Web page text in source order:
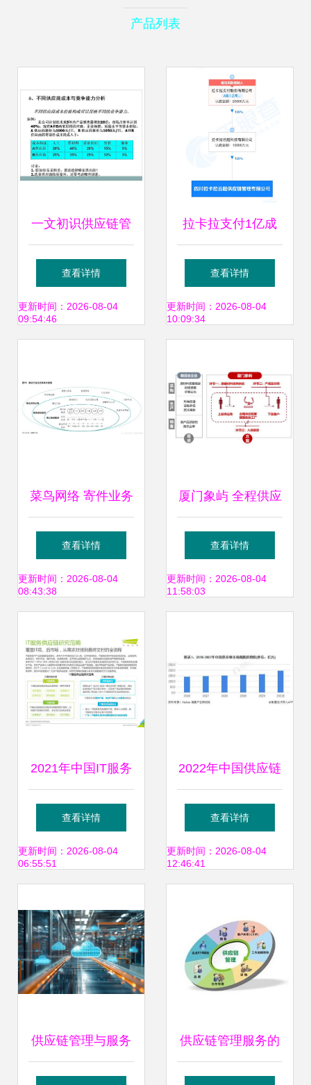
产品列表
一文初识供应链管
理 恒捷供应链的服
务之道
查看详情
更新时间：2026-08-04
09:54:46
拉卡拉支付1亿成
立供应链公司 供应
链管理服务拓展新
查看详情
更新时间：2026-08-04
10:09:34
菜鸟网络 寄件业务
的产品逻辑
查看详情
更新时间：2026-08-04
08:43:38
厦门象屿 全程供应
链管理服务模式再
推广，上半年营收
查看详情
更新时间：2026-08-04
11:58:03
2021年中国IT服务
供应链数字化升级
研究报告 供应链管
查看详情
更新时间：2026-08-04
06:55:51
2022年中国供应链
管理服务行业市场
现状及发展前景调
增长期
查看详情
更新时间：2026-08-04
12:46:41
供应链管理与服务
现代化运营的核心
供应链管理服务的
价值与优化路径